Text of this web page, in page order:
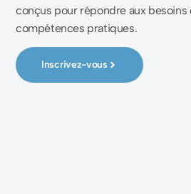
conçus pour répondre aux
compétences pratiques.
Inscrivez-vous